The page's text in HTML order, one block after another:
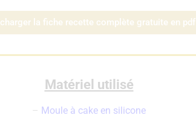
la fiche recette complète gratuite en pdf
Matériel utilisé
– Moule à cake en silicone